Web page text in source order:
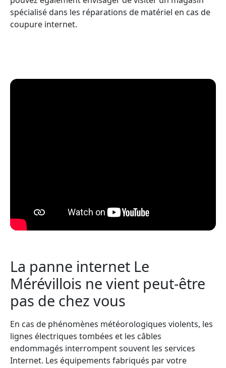
spécialisé dans les réparations de matériel en cas de
coupure internet.
La panne internet Le
Mérévillois ne vient peut-être
pas de chez vous
En cas de phénomènes météorologiques violents, les
lignes électriques tombées et les câbles
endommagés interrompent souvent les services
Internet. Les équipements fabriqués par votre